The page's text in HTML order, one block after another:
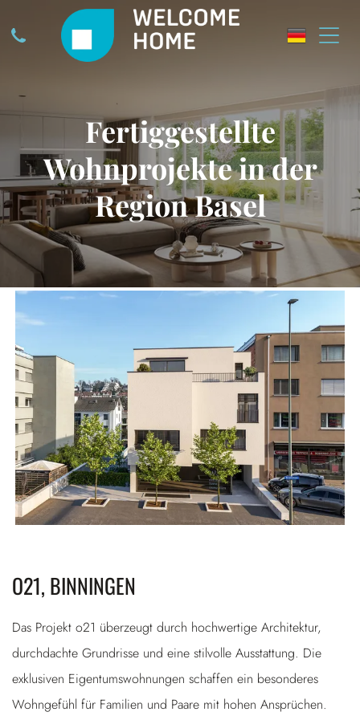
Fertiggestellte
Wohnprojekte in der
Region Basel
O21, BINNINGEN
Das Projekt o21 überzeugt durch hochwertige Architektur,
durchdachte Grundrisse und eine stilvolle Ausstattung. Die
exklusiven Eigentumswohnungen schaffen ein besonderes
Wohngefühl für Familien und Paare mit hohen Ansprüchen.